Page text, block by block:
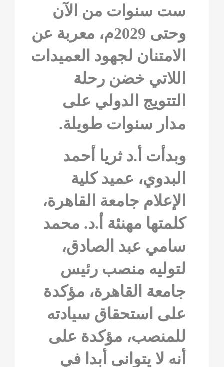
ست سنوات من الآن
وحتى 2029م، معربة عن
الامتنان لجهود العميدات
اللاتي خضن رحلة
التتويج الدولي على
مدار سنوات طويلة.
وبدأت أ.د ثريا أحمد
البدوي، عميد كلية
الإعلام جامعة القاهرة،
كلمتها مهنئة أ.د. محمد
سامي عبد الصادق،
لتوليه منصب رئيس
جامعة القاهرة، مؤكدة
على استحقاق سيادته
للمنصب، مؤكدة على
أنه لا يتوانى أبدا في